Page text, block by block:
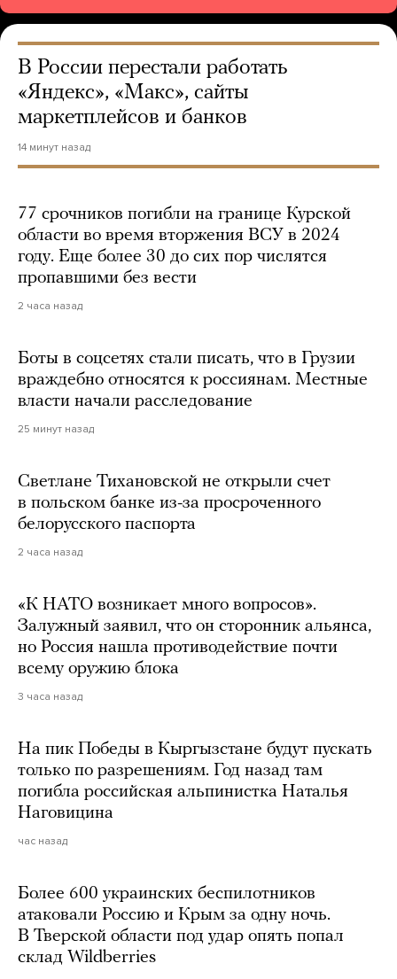
В России перестали работать
«Яндекс», «Макс», сайты
маркетплейсов и банков
14 минут назад
77 срочников погибли на границе Курской
области во время вторжения ВСУ в 2024
году. Еще более 30 до сих пор числятся
пропавшими без вести
2 часа назад
Боты в соцсетях стали писать, что в Грузии
враждебно относятся к россиянам. Местные
власти начали расследование
25 минут назад
Светлане Тихановской не открыли счет
в польском банке из-за просроченного
белорусского паспорта
2 часа назад
«К НАТО возникает много вопросов».
Залужный заявил, что он сторонник альянса,
но Россия нашла противодействие почти
всему оружию блока
3 часа назад
На пик Победы в Кыргызстане будут пускать
только по разрешениям. Год назад там
погибла российская альпинистка Наталья
Наговицина
час назад
Более 600 украинских беспилотников
атаковали Россию и Крым за одну ночь.
В Тверской области под удар опять попал
склад Wildberries